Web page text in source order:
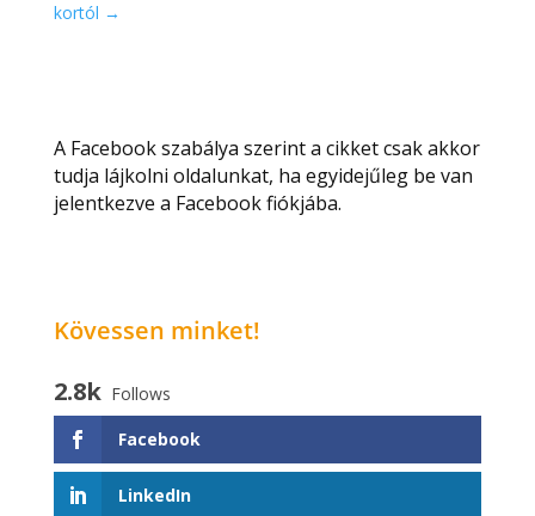
kortól →
A Facebook szabálya szerint a cikket csak akkor
tudja lájkolni oldalunkat, ha egyidejűleg be van
jelentkezve a Facebook fiókjába.
Kövessen minket!
2.8k Follows
Facebook
LinkedIn